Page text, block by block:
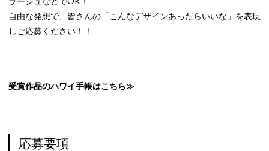
自由な発想で、皆さんの「こんなデザインあったらいいな」を表現
しご応募ください！！
受賞作品のハワイ手帳はこちら≫
応募要項